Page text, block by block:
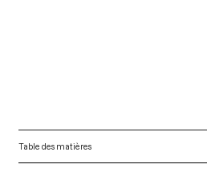
Table des matières